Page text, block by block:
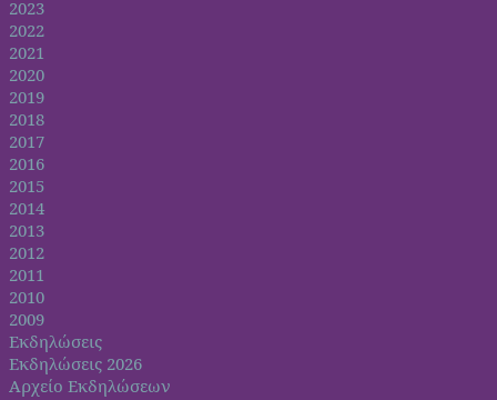
2023
2022
2021
2020
2019
2018
2017
2016
2015
2014
2013
2012
2011
2010
2009
Εκδηλώσεις
Εκδηλώσεις 2026
Αρχείο Εκδηλώσεων